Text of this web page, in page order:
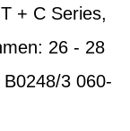
+ C Series,
26 - 28
3 060-